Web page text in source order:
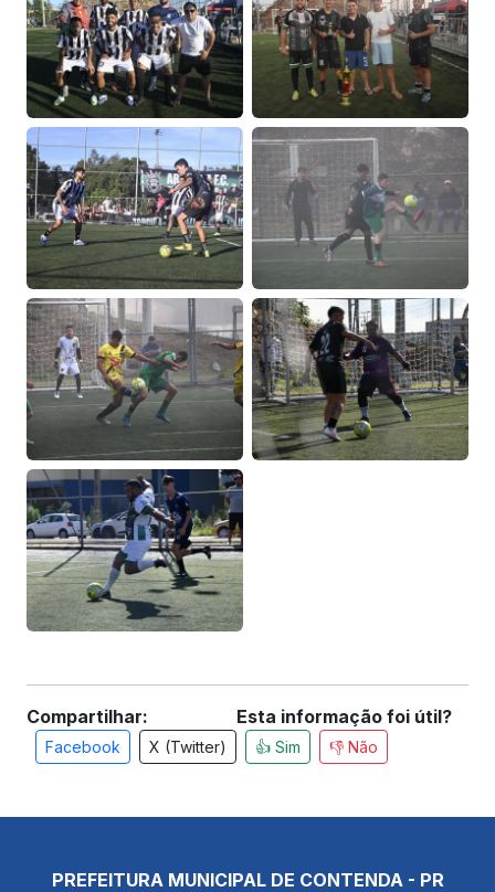
Compartilhar:
Facebook X (Twitter)
Esta informação foi útil?
👍 Sim 👎 Não
PREFEITURA MUNICIPAL DE CONTENDA - PR